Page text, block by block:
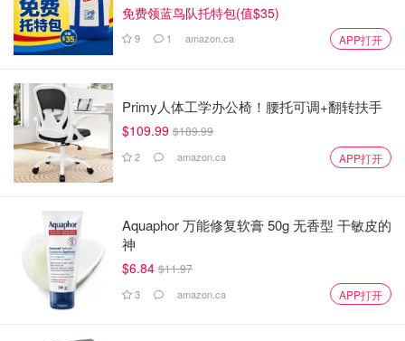
免费领蓝鸟队托特包(值$35)
9 1 amazon.ca APP打开
Primy人体工学办公椅！腰托可调+翻转扶手
$109.99 $189.99
2 amazon.ca APP打开
Aquaphor 万能修复软膏 50g 无香型 干敏皮的
神
$6.84 $11.97
3 amazon.ca APP打开